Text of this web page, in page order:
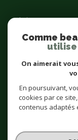
Admin
Nos honoraires
Cookies
© 2026 | Tous droits
Comme
utilise
On aimerait
En poursuivant,
cookies par ce
contenus adaptés